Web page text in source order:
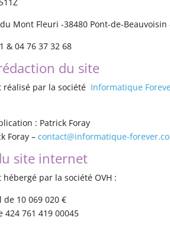
Mont Fleuri -38480 Pont-de-Beauvoisin
& 04 76 37 32 68
du site
par la société Informatique
: Patrick Foray
Foray –contact@informatique-
site internet
par la société OVH :
de 10 069 020 €
424 761 419 00045